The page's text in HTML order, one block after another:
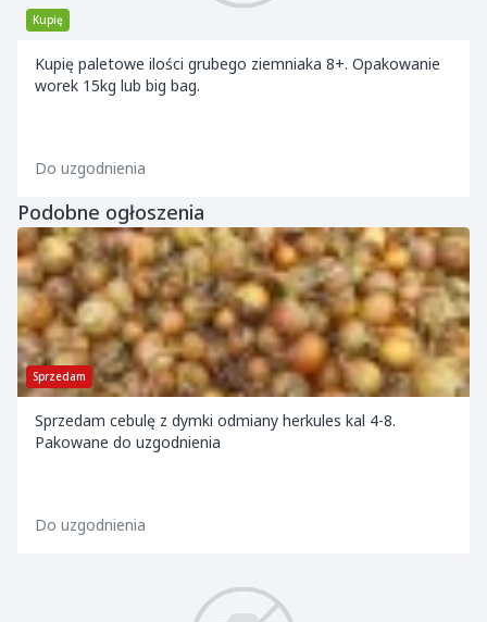
Kupię
Kupię paletowe ilości grubego ziemniaka 8+. Opakowanie
worek 15kg lub big bag.
Do uzgodnienia
Podobne ogłoszenia
Sprzedam
Sprzedam cebulę z dymki odmiany herkules kal 4-8.
Pakowane do uzgodnienia
Do uzgodnienia